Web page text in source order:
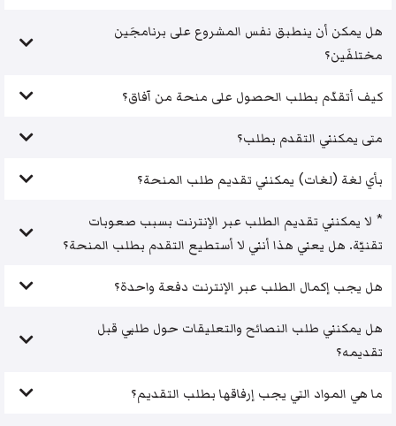
هل يمكن أن ينطبق نفس المشروع على برنامجَين
مختلفَين؟
كيف أتقدّم بطلب الحصول على منحة من آفاق؟
متى يمكنني التقدم بطلب؟
بأي لغة (لغات) يمكنني تقديم طلب المنحة؟
* لا يمكنني تقديم الطلب عبر الإنترنت بسبب صعوبات
تقنيّة. هل يعني هذا أنني لا أستطيع التقدم بطلب المنحة؟
هل يجب إكمال الطلب عبر الإنترنت دفعة واحدة؟
هل يمكنني طلب النصائح والتعليقات حول طلبي قبل
تقديمه؟
ما هي المواد التي يجب إرفاقها بطلب التقديم؟